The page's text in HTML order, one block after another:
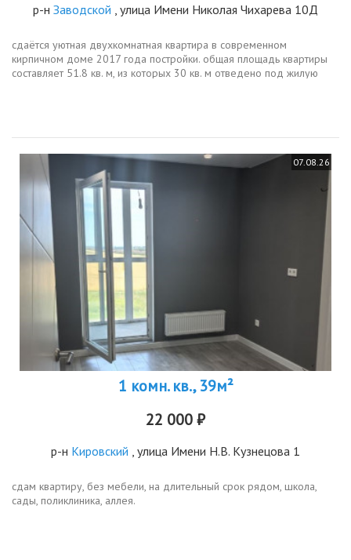
р-н Заводской , улица Имени Николая Чихарева 10Д
сдаётся уютная двухкомнатная квартира в современном
кирпичном доме 2017 года постройки. общая площадь квартиры
составляет 51.8 кв. м, из которых 30 кв. м отведено под жилую
07.08.26
1 комн. кв., 39м²
22 000 ₽
р-н Кировский , улица Имени Н.В. Кузнецова 1
сдам квартиру, без мебели, на длительный срок рядом, школа,
сады, поликлиника, аллея.